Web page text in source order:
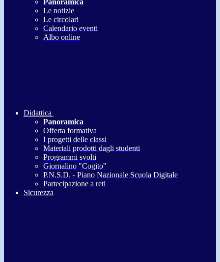
Panoramica
Le notizie
Le circolari
Calendario eventi
Albo online
Didattica
Panoramica
Offerta formativa
I progetti delle classi
Materiali prodotti dagli studenti
Programmi svolti
Giornalino "Cogito"
P.N.S.D. - Piano Nazionale Scuola Digitale
Partecipazione a reti
Sicurezza